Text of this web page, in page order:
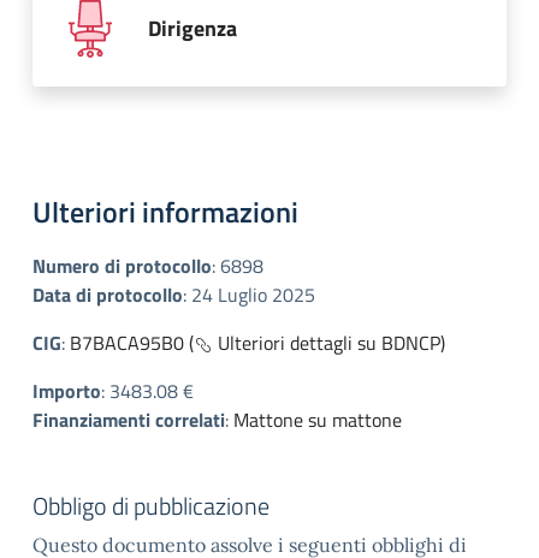
Dirigenza
Ulteriori informazioni
Numero di protocollo:6898
Data di protocollo: 24 Luglio 2025
CIG: B7BACA95B0 (
Ulteriori dettagli su BDNCP)
Importo: 3483.08 €
Finanziamenti correlati: Mattone su mattone
Obbligo di pubblicazione
Questo documento assolve i seguenti obblighi di